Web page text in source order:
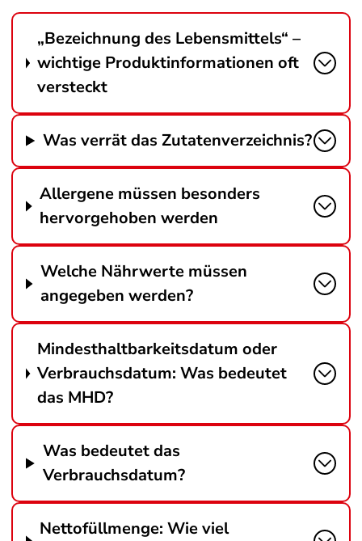
„Bezeichnung des Lebensmittels“ –
wichtige Produktinformationen oft
versteckt
Was verrät das Zutatenverzeichnis?
Allergene müssen besonders
hervorgehoben werden
Welche Nährwerte müssen
angegeben werden?
Mindesthaltbarkeitsdatum oder
Verbrauchsdatum: Was bedeutet
das MHD?
Was bedeutet das
Verbrauchsdatum?
Nettofüllmenge: Wie viel